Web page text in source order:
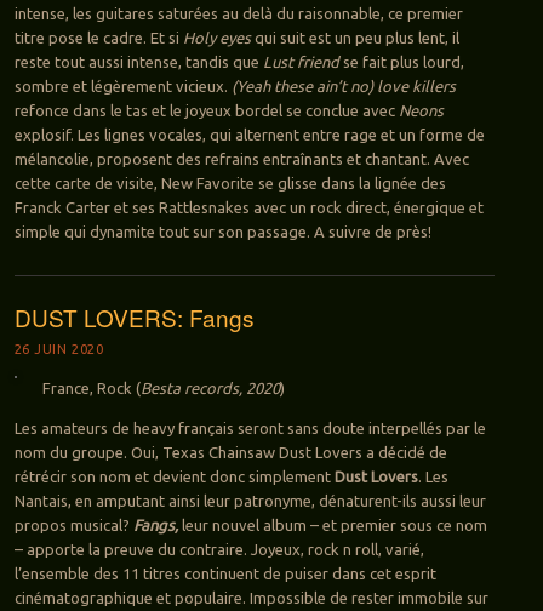
intense, les guitares saturées au delà du raisonnable, ce premier
titre pose le cadre. Et si Holy eyesqui suit est un peu plus lent, il
reste tout aussi intense, tandis que Lust friendse fait plus lourd,
sombre et légèrement vicieux. (Yeah these ain’t no) love killers
refonce dans le tas et le joyeux bordel se conclue avec Neons
explosif. Les lignes vocales, qui alternent entre rage et un forme de
mélancolie, proposent des refrains entraînants et chantant. Avec
cette carte de visite, New Favorite se glisse dans la lignée des
Franck Carter et ses Rattlesnakes avec un rock direct, énergique et
simple qui dynamite tout sur son passage. A suivre de près!
DUST LOVERS: Fangs
26 JUIN 2020
France, Rock (Besta records, 2020)
Les amateurs de heavy français seront sans doute interpellés par le
nom du groupe. Oui, Texas Chainsaw Dust Lovers a décidé de
rétrécir son nom et devient donc simplement Dust Lovers. Les
Nantais, en amputant ainsi leur patronyme, dénaturent-ils aussi leur
propos musical? Fangs,leur nouvel album – et premier sous ce nom
– apporte la preuve du contraire. Joyeux, rock n roll, varié,
l’ensemble des 11 titres continuent de puiser dans cet esprit
cinématographique et populaire. Impossible de rester immobile sur